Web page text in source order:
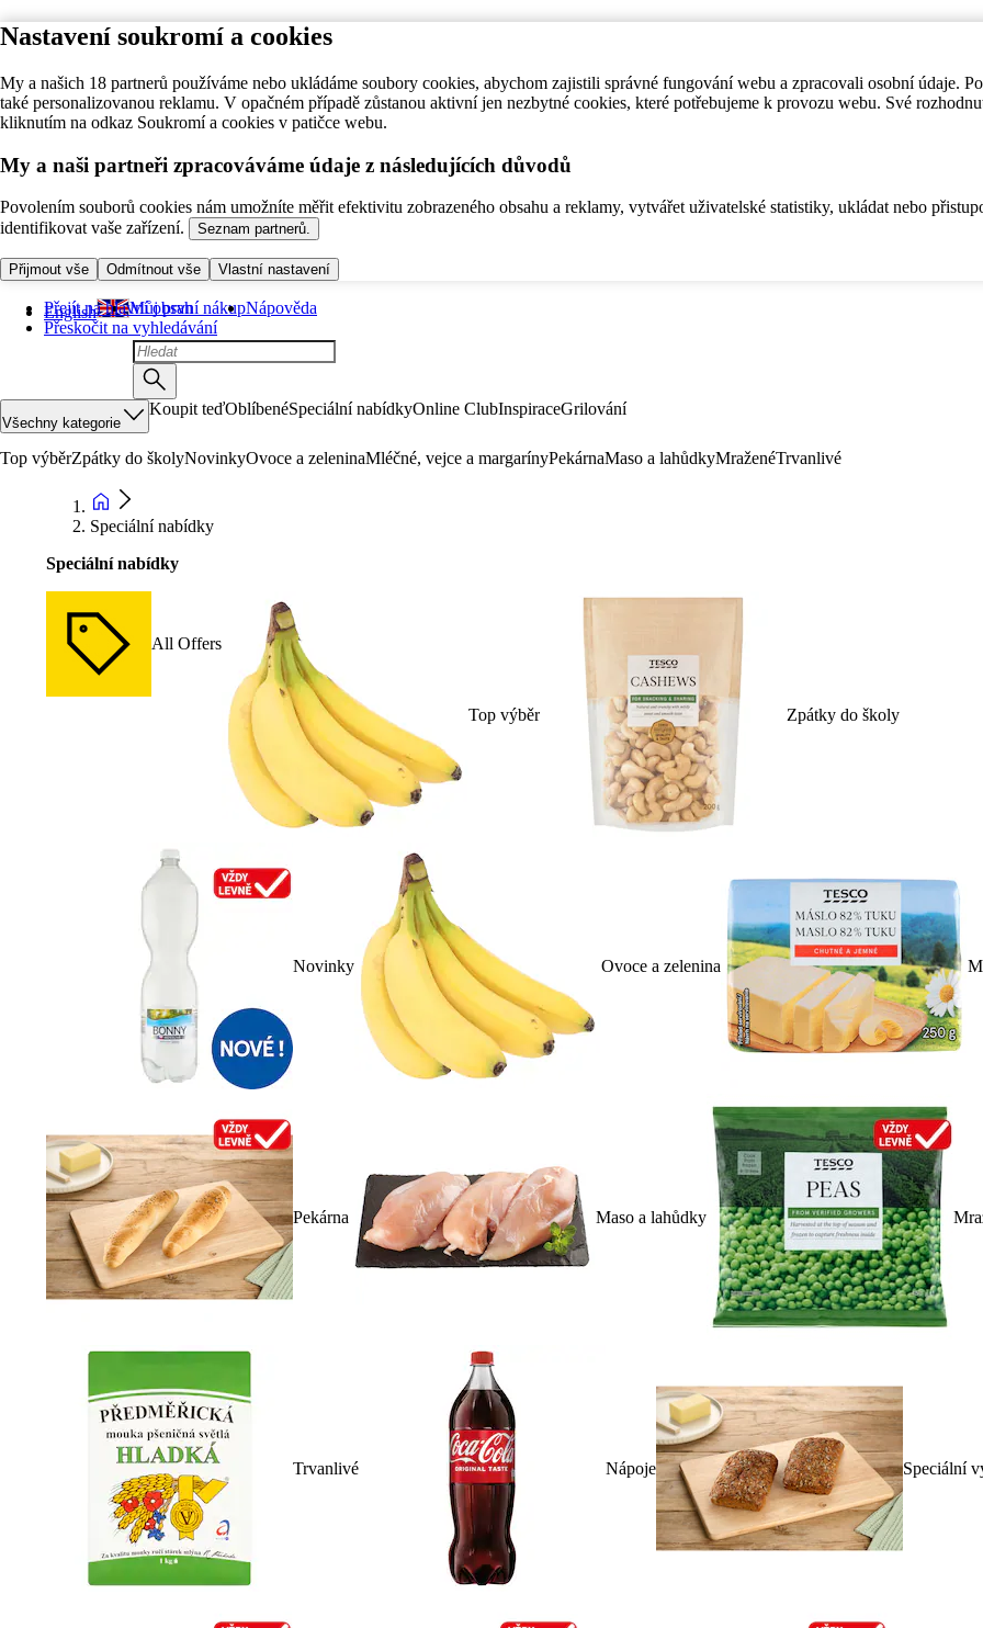
Nastavení soukromí a cookies
My a našich 18 partnerů používáme nebo ukládáme soubory cookies, abychom zajistili správné fungování webu a zpracovali osobní údaje.
také personalizovanou reklamu. V opačném případě zůstanou aktivní jen nezbytné cookies, které potřebujeme k provozu webu. Své
kliknutím na odkaz Soukromí a cookies v patičce webu.
My a naši partneři zpracováváme údaje z následujících důvodů
Povolením souborů cookies nám umožníte měřit efektivitu zobrazeného obsahu a reklamy, vytvářet uživatelské statistiky, ukládat nebo
identifikovat vaše zařízení.
Seznam partnerů.
Přijmout vše Odmítnout vše Vlastní nastavení
Přejít na hlavní obsah
Přeskočit na vyhledávání
English Můj první nákupNápověda
Všechny kategorie
Koupit teďOblíbenéSpeciální nabídkyOnline ClubInspiraceGrilování
Top výběrZpátky do školyNovinkyOvoce a zeleninaMléčné, vejce a margarínyPekárnaMaso a lahůdkyMraženéTrvanlivé
Speciální nabídky
Speciální nabídky
All Offers
Top výběr Zpátky do školy
Novinky Ovoce a zelenina
Pekárna Maso a lahůdky
Trvanlivé Nápoje Speciální